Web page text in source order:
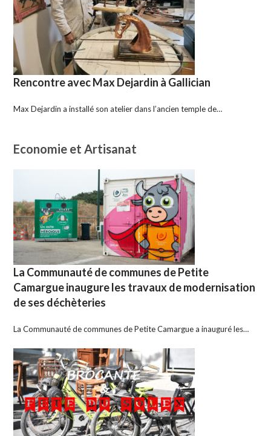
Rencontre avec Max Dejardin à Gallician
Max Dejardin a installé son atelier dans l’ancien temple de…
Economie et Artisanat
La Communauté de communes de Petite
Camargue inaugure les travaux de modernisation
de ses déchèteries
La Communauté de communes de Petite Camargue a inauguré les…